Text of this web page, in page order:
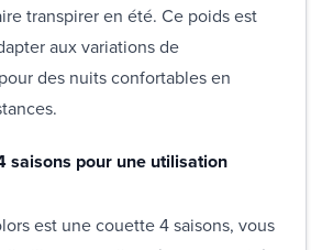
transpirer en été. Ce poids est
aux variations de
des nuits confortables en
saisons pour une utilisation
est une couette 4 saisons, vous